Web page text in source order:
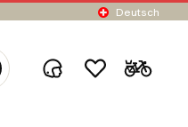
Deutsch